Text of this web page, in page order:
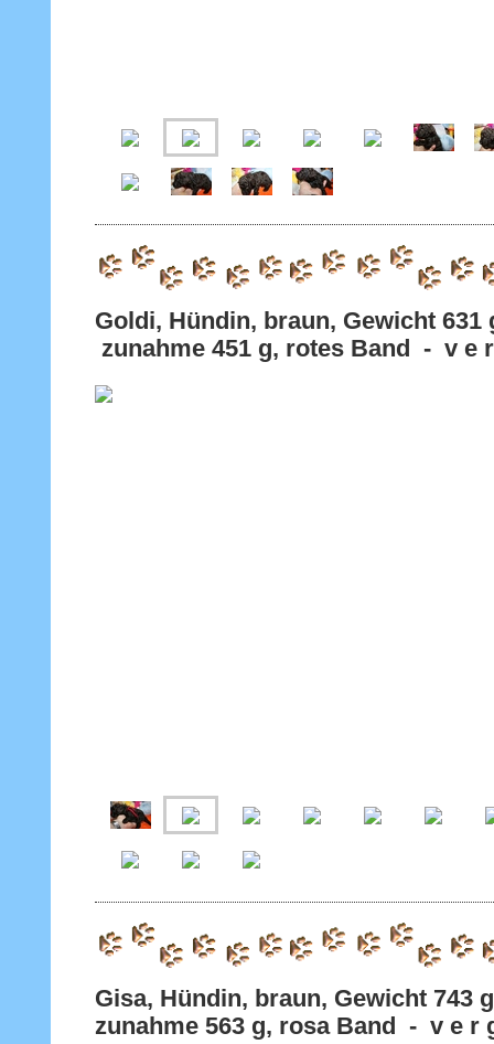
Goldi, Hündin, braun, Gewicht
zunahme 451 g, rotes Band - v e
Gisa, Hündin, braun, Gewicht
zunahme 563 g, rosa Band - v e r